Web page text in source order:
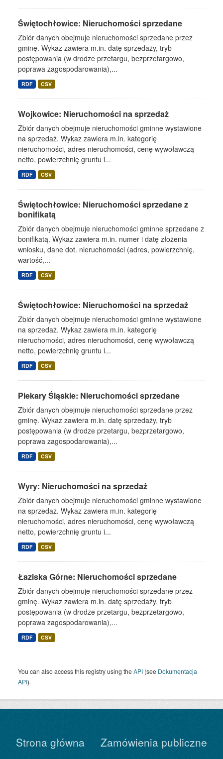
Świętochłowice: Nieruchomości sprzedane
Zbiór danych obejmuje nieruchomości sprzedane przez
gminę. Wykaz zawiera m.in. datę sprzedaży, tryb
postępowania (w drodze przetargu, bezprzetargowo,
poprawa zagospodarowania),...
RDF CSV
Wojkowice: Nieruchomości na sprzedaż
Zbiór danych obejmuje nieruchomości gminne wystawione
na sprzedaż. Wykaz zawiera m.in. kategorię
nieruchomości, adres nieruchomości, cenę wywoławczą
netto, powierzchnię gruntu i...
RDF CSV
Świętochłowice: Nieruchomości sprzedane z
bonifikatą
Zbiór danych obejmuje nieruchomości gminne sprzedane z
bonifikatą. Wykaz zawiera m.in. numer i datę złożenia
wniosku, dane dot. nieruchomości (adres, powierzchnię,
wartość,...
RDF CSV
Świętochłowice: Nieruchomości na sprzedaż
Zbiór danych obejmuje nieruchomości gminne wystawione
na sprzedaż. Wykaz zawiera m.in. kategorię
nieruchomości, adres nieruchomości, cenę wywoławczą
netto, powierzchnię gruntu i...
RDF CSV
Piekary Śląskie: Nieruchomości sprzedane
Zbiór danych obejmuje nieruchomości sprzedane przez
gminę. Wykaz zawiera m.in. datę sprzedaży, tryb
postępowania (w drodze przetargu, bezprzetargowo,
poprawa zagospodarowania),...
RDF CSV
Wyry: Nieruchomości na sprzedaż
Zbiór danych obejmuje nieruchomości gminne wystawione
na sprzedaż. Wykaz zawiera m.in. kategorię
nieruchomości, adres nieruchomości, cenę wywoławczą
netto, powierzchnię gruntu i...
RDF CSV
Łaziska Górne: Nieruchomości sprzedane
Zbiór danych obejmuje nieruchomości sprzedane przez
gminę. Wykaz zawiera m.in. datę sprzedaży, tryb
postępowania (w drodze przetargu, bezprzetargowo,
poprawa zagospodarowania),...
RDF CSV
You can also access this registry using theAPI (see Dokumentacja
API).
Strona główna
Zamówienia publiczne